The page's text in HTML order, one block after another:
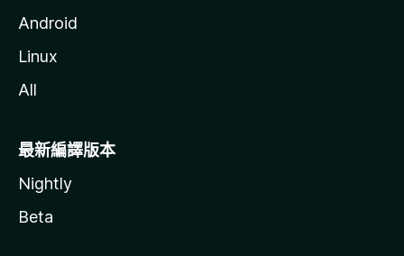
Android
Linux
All
最新編譯版本
Nightly
Beta